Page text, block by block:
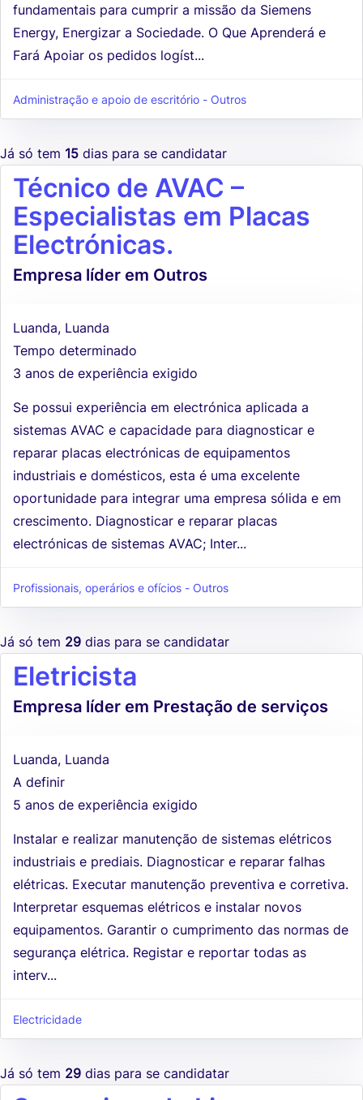
fundamentais para cumprir a missão da Siemens
Energy, Energizar a Sociedade. O Que Aprenderá e
Fará Apoiar os pedidos logíst...
Administração e apoio de escritório - Outros
Já só tem 15 dias para se candidatar
Técnico de AVAC –
Especialistas em Placas
Electrónicas.
Empresa líder em Outros
Luanda, Luanda
Tempo determinado
3 anos de experiência exigido
Se possui experiência em electrónica aplicada a
sistemas AVAC e capacidade para diagnosticar e
reparar placas electrónicas de equipamentos
industriais e domésticos, esta é uma excelente
oportunidade para integrar uma empresa sólida e em
crescimento. Diagnosticar e reparar placas
electrónicas de sistemas AVAC; Inter...
Profissionais, operários e ofícios - Outros
Já só tem 29 dias para se candidatar
Eletricista
Empresa líder em Prestação de serviços
Luanda, Luanda
A definir
5 anos de experiência exigido
Instalar e realizar manutenção de sistemas elétricos
industriais e prediais. Diagnosticar e reparar falhas
elétricas. Executar manutenção preventiva e corretiva.
Interpretar esquemas elétricos e instalar novos
equipamentos. Garantir o cumprimento das normas de
segurança elétrica. Registar e reportar todas as
interv...
Electricidade
Já só tem 29 dias para se candidatar